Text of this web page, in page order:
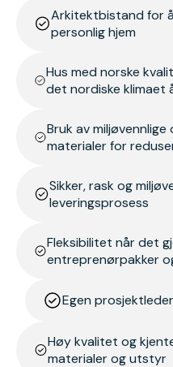
Arkitektbistand for
personlig hjem
Hus med norske
det nordiske klimaet
Bruk av
materialer for
Sikker, rask og
leveringsprosess
Fleksibilitet når det
entreprenørpakker
Egen
Høy kvalitet og
materialer og utstyr